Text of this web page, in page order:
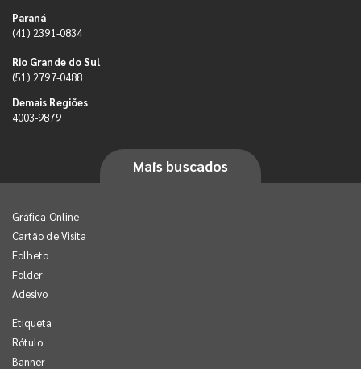
Paraná
(41) 2391-0834
Rio Grande do Sul
(51) 2797-0488
Demais Regiões
4003-9879
Mais buscados
Gráfica Online
Cartão de Visita
Folheto
Folder
Adesivo
Etiqueta
Rótulo
Banner